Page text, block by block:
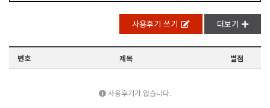
사용후기 쓰기 더보기
번호 제목 별점
사용후기가 없습니다.